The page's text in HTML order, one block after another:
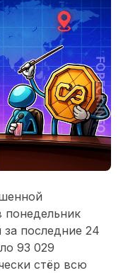
понедельник
последние 24
93 029
стёр всю